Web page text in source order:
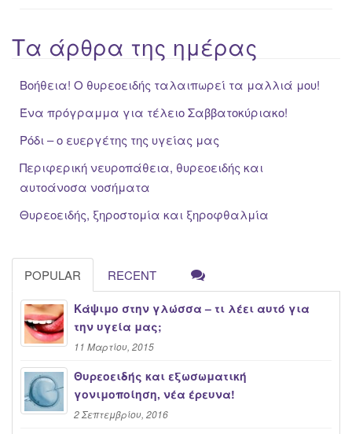
Τα άρθρα της ημέρας
Βοήθεια! Ο θυρεοειδής ταλαιπωρεί τα μαλλιά μου!
Ένα πρόγραμμα για τέλειο Σαββατοκύριακο!
Ρόδι – ο ευεργέτης της υγείας μας
Περιφερική νευροπάθεια, θυρεοειδής και
αυτοάνοσα νοσήματα
Θυρεοειδής, ξηροστομία και ξηροφθαλμία
POPULAR RECENT
Κάψιμο στην γλώσσα – τι λέει αυτό για
την υγεία μας;
11 Μαρτίου, 2015
Θυρεοειδής και εξωσωματική
γονιμοποίηση, νέα έρευνα!
2 Σεπτεμβρίου, 2016